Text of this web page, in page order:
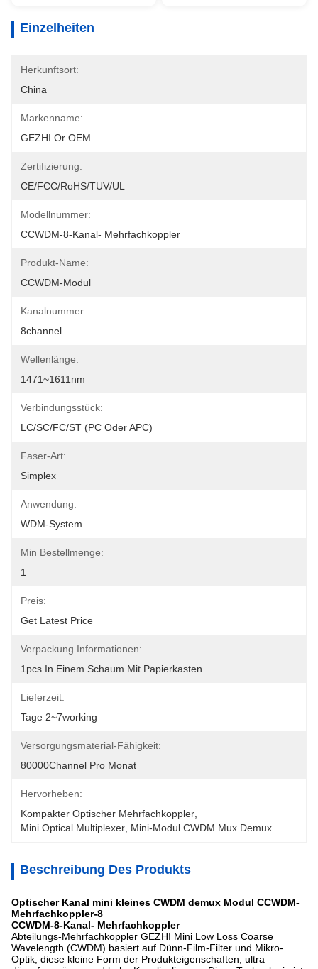
Einzelheiten
Herkunftsort:
China
Markenname:
GEZHI Or OEM
Zertifizierung:
CE/FCC/RoHS/TUV/UL
Modellnummer:
CCWDM-8-Kanal- Mehrfachkoppler
Produkt-Name:
CCWDM-Modul
Kanalnummer:
8channel
Wellenlänge:
1471~1611nm
Verbindungsstück:
LC/SC/FC/ST (PC Oder APC)
Faser-Art:
Simplex
Anwendung:
WDM-System
Min Bestellmenge:
1
Preis:
Get Latest Price
Verpackung Informationen:
1pcs In Einem Schaum Mit Papierkasten
Lieferzeit:
Tage 2~7working
Versorgungsmaterial-Fähigkeit:
80000Channel Pro Monat
Hervorheben:
Kompakter Optischer Mehrfachkoppler
Mini Optical Multiplexer Mini-Modul CWDM Mux Demux
Beschreibung Des Produkts
Optischer Kanal mini kleines CWDM demux Modul CCWDM-
Mehrfachkoppler-8
CCWDM-8-Kanal- Mehrfachkoppler
Abteilungs-Mehrfachkoppler GEZHI Mini Low Loss Coarse
Wavelength (CWDM) basiert auf Dünn-Film-Filter und Mikro-
Optik, diese kleine Form der Produkteigenschaften, ultra